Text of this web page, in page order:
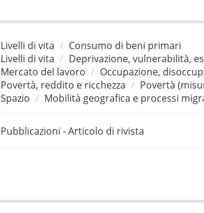
Livelli di vita
Consumo di beni primari
Livelli di vita
Deprivazione, vulnerabilità,
Mercato del lavoro
Occupazione,
Povertà, reddito e ricchezza
Povertà
Spazio
Mobilità geografica e processi
Pubblicazioni - Articolo di rivista